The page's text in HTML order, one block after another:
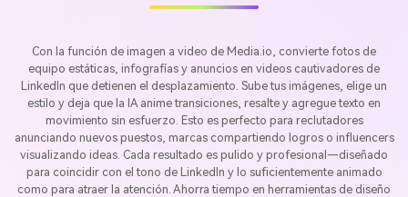
Con la función de imagen a video de Media.io, convierte fotos de
equipo estáticas, infografías y anuncios en videos cautivadores de
LinkedIn que detienen el desplazamiento. Sube tus imágenes, elige un
estilo y deja que la IA anime transiciones, resalte y agregue texto en
movimiento sin esfuerzo. Esto es perfecto para reclutadores
anunciando nuevos puestos, marcas compartiendo logros o influencers
visualizando ideas. Cada resultado es pulido y profesional—diseñado
para coincidir con el tono de LinkedIn y lo suficientemente animado
como para atraer la atención. Ahorra tiempo en herramientas de diseño